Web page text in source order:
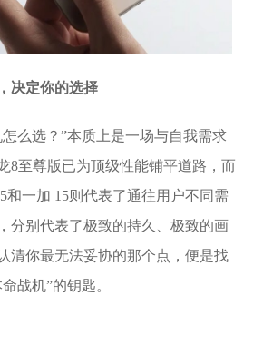
决定你的选择
么选？”本质上是一场与自我需求
8至尊版已为顶级性能铺平道路，而
和一加 15则代表了通往用户不同需
分别代表了极致的持久、极致的画
清你最无法妥协的那个点，便是找
战机”的钥匙。